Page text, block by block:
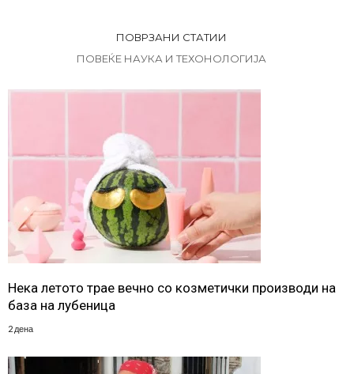
ПОВРЗАНИ СТАТИИ
ПОВЕЌЕ НАУКА И ТЕХОНОЛОГИЈА
Нека летото трае вечно со козметички производи на
база на лубеница
2 дена